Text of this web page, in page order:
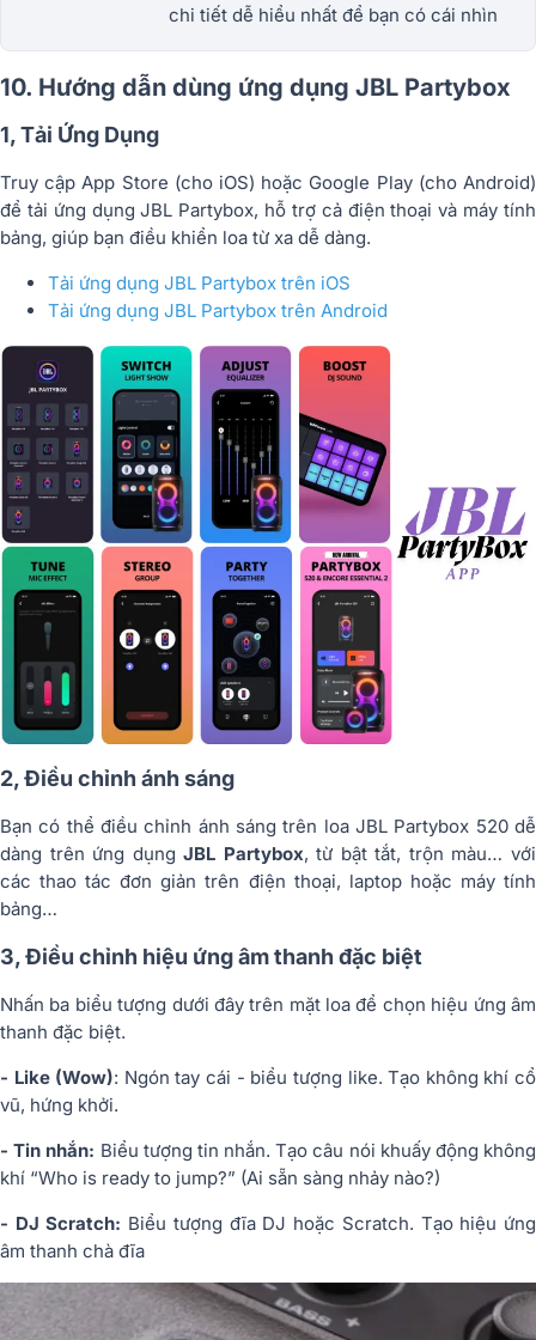
chi tiết dễ hiểu nhất để bạn có cái nhìn
10. Hướng dẫn dùng ứng dụng JBL Partybox
1, Tải Ứng Dụng
Truy cập App Store (cho iOS) hoặc Google Play (cho Android)
để tải ứng dụng JBL Partybox, hỗ trợ cả điện thoại và máy tính
bảng, giúp bạn điều khiển loa từ xa dễ dàng.
Tải ứng dụng JBL Partybox trên iOS
Tải ứng dụng JBL Partybox trên Android
2, Điều chỉnh ánh sáng
Bạn có thể điều chỉnh ánh sáng trên loa JBL Partybox 520 dễ
dàng trên ứng dụngJBL Partybox, từ bật tắt, trộn màu… với
các thao tác đơn giản trên điện thoại, laptop hoặc máy tính
bảng…
3, Điều chỉnh hiệu ứng âm thanh đặc biệt
Nhấn ba biểu tượng dưới đây trên mặt loa để chọn hiệu ứng âm
thanh đặc biệt.
- Like (Wow): Ngón tay cái - biểu tượng like. Tạo không khí cổ
vũ, hứng khởi.
- Tin nhắn: Biểu tượng tin nhắn. Tạo câu nói khuấy động không
khí “Who is ready to jump?” (Ai sẵn sàng nhảy nào?)
- DJ Scratch: Biểu tượng đĩa DJ hoặc Scratch. Tạo hiệu ứng
âm thanh chà đĩa